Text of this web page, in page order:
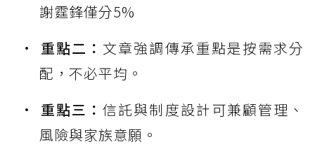
謝霆鋒僅分5%
重點二： 文章強調傳承重點是按需求分
配，不必平均。
重點三：信託與制度設計可兼顧管理、
風險與家族意願。